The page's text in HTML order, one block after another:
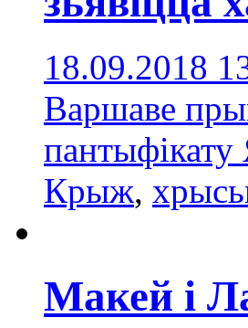
18.09.2018
Варшаве
Крыж,
Макей і